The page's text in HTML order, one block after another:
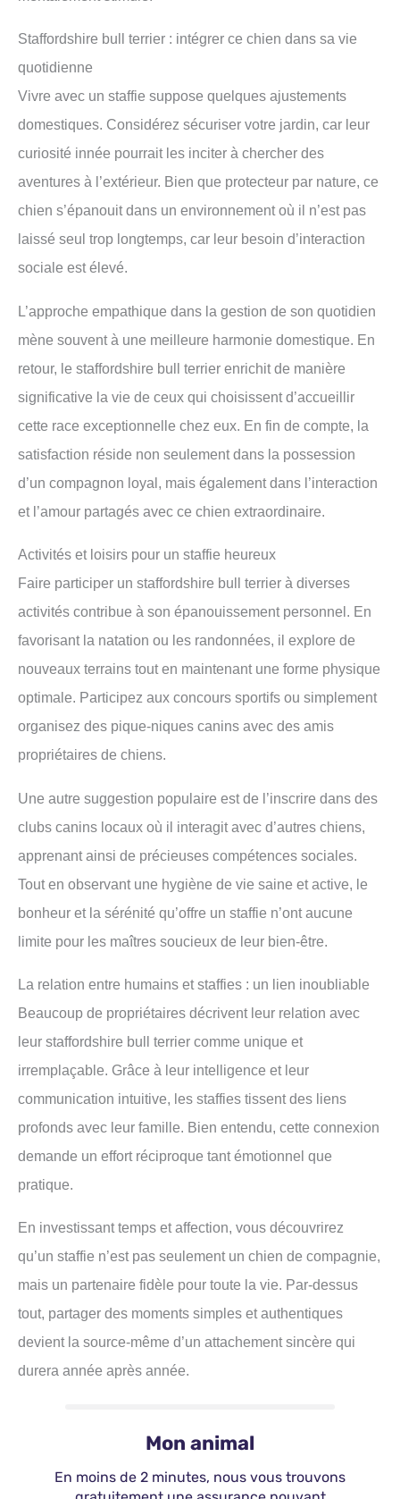
Staffordshire bull terrier : intégrer ce chien dans sa vie
quotidienne
Vivre avec un staffie suppose quelques ajustements
domestiques. Considérez sécuriser votre jardin, car leur
curiosité innée pourrait les inciter à chercher des
aventures à l’extérieur. Bien que protecteur par nature, ce
chien s’épanouit dans un environnement où il n’est pas
laissé seul trop longtemps, car leur besoin d’interaction
sociale est élevé.
L’approche empathique dans la gestion de son quotidien
mène souvent à une meilleure harmonie domestique. En
retour, le staffordshire bull terrier enrichit de manière
significative la vie de ceux qui choisissent d’accueillir
cette race exceptionnelle chez eux. En fin de compte, la
satisfaction réside non seulement dans la possession
d’un compagnon loyal, mais également dans l’interaction
et l’amour partagés avec ce chien extraordinaire.
Activités et loisirs pour un staffie heureux
Faire participer un staffordshire bull terrier à diverses
activités contribue à son épanouissement personnel. En
favorisant la natation ou les randonnées, il explore de
nouveaux terrains tout en maintenant une forme physique
optimale. Participez aux concours sportifs ou simplement
organisez des pique-niques canins avec des amis
propriétaires de chiens.
Une autre suggestion populaire est de l’inscrire dans des
clubs canins locaux où il interagit avec d’autres chiens,
apprenant ainsi de précieuses compétences sociales.
Tout en observant une hygiène de vie saine et active, le
bonheur et la sérénité qu’offre un staffie n’ont aucune
limite pour les maîtres soucieux de leur bien-être.
La relation entre humains et staffies : un lien inoubliable
Beaucoup de propriétaires décrivent leur relation avec
leur staffordshire bull terrier comme unique et
irremplaçable. Grâce à leur intelligence et leur
communication intuitive, les staffies tissent des liens
profonds avec leur famille. Bien entendu, cette connexion
demande un effort réciproque tant émotionnel que
pratique.
En investissant temps et affection, vous découvrirez
qu’un staffie n’est pas seulement un chien de compagnie,
mais un partenaire fidèle pour toute la vie. Par-dessus
tout, partager des moments simples et authentiques
devient la source-même d’un attachement sincère qui
durera année après année.